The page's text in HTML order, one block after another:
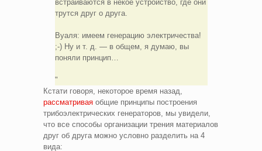
встраиваются в некое устройство, где они
трутся друг о друга.
Вуаля: имеем генерацию электричества!
;-) Ну и т. д. — в общем, я думаю, вы
поняли принцип…
Кстати говоря, некоторое время назад,
рассматривая общие принципы построения
трибоэлектрических генераторов, мы увидели,
что все способы организации трения материалов
друг об друга можно условно разделить на 4
вида: